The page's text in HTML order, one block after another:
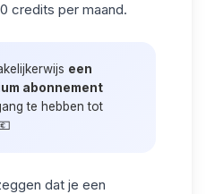
credits per maand.
een
abonnement
te hebben tot
dat je een